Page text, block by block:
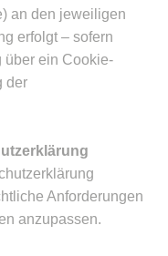
an den jeweiligen
erfolgt – sofern
über ein Cookie-
der
Anforderungen
anzupassen.